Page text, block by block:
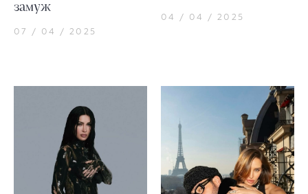
замуж
07 / 04 / 2025
04 / 04 / 2025